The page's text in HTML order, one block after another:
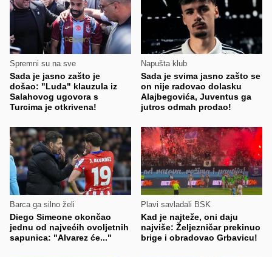
Spremni su na sve
Sada je jasno zašto je
došao: "Luda" klauzula iz
Salahovog ugovora s
Turcima je otkrivena!
Napušta klub
Sada je svima jasno zašto se
on nije radovao dolasku
Alajbegovića, Juventus ga
jutros odmah prodao!
Barca ga silno želi
Diego Simeone okončao
jednu od najvećih ovoljetnih
sapunica: "Alvarez će..."
Plavi savladali BSK
Kad je najteže, oni daju
najviše: Željezničar prekinuo
brige i obradovao Grbavicu!